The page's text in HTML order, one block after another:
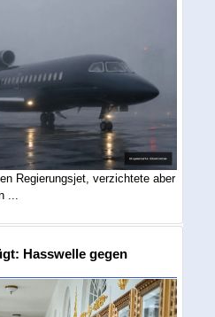
Regierungsjet, verzichtete aber
...
Hasswelle gegen